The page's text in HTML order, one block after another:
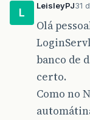
L
LeisleyPJ31
Olá
banco de
certo.
Como no